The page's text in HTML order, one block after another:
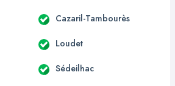
Cazaril-Tambourès
Loudet
Sédeilhac